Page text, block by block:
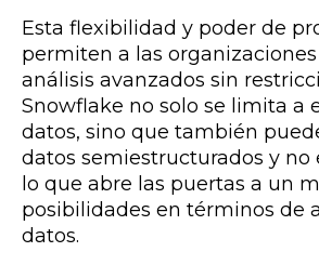
Esta flexibilidad y poder de
permiten a las
análisis avanzados sin
Snowflake no solo se limita a
datos, sino que también
datos semiestructurados y no
lo que abre las puertas a un
posibilidades en términos de
datos.